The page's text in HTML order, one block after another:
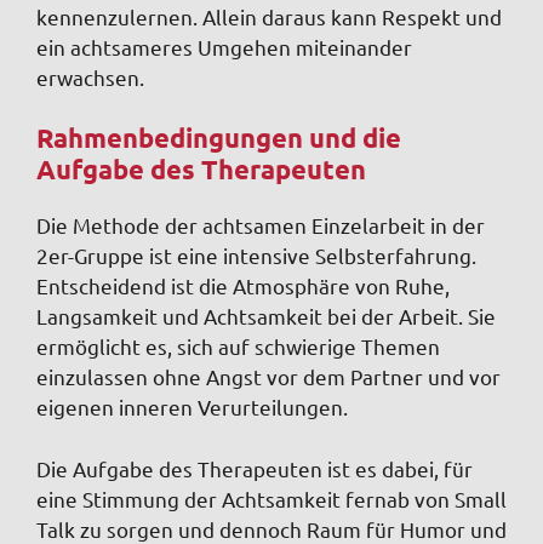
kennenzulernen. Allein daraus kann Respekt und
ein achtsameres Umgehen miteinander
erwachsen.
Rahmenbedingungen und die
Aufgabe des Therapeuten
Die Methode der achtsamen Einzelarbeit in der
2er-Gruppe ist eine intensive Selbsterfahrung.
Entscheidend ist die Atmosphäre von Ruhe,
Langsamkeit und Achtsamkeit bei der Arbeit. Sie
ermöglicht es, sich auf schwierige Themen
einzulassen ohne Angst vor dem Partner und vor
eigenen inneren Verurteilungen.
Die Aufgabe des Therapeuten ist es dabei, für
eine Stimmung der Achtsamkeit fernab von Small
Talk zu sorgen und dennoch Raum für Humor und